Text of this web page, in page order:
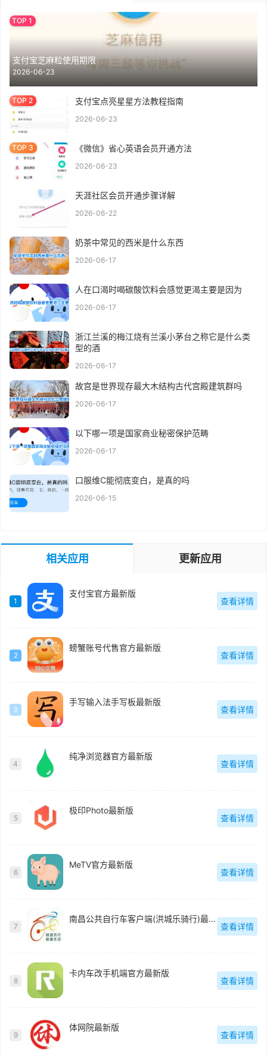
支付宝芝麻粒使用期限
2026-06-23
支付宝点亮星星方法教程指南
2026-06-23
《微信》省心英语会员开通方法
2026-06-23
天涯社区会员开通步骤详解
2026-06-22
奶茶中常见的西米是什么东西
2026-06-17
人在口渴时喝碳酸饮料会感觉更渴主要是因为
2026-06-17
浙江兰溪的梅江烧有兰溪小茅台之称它是什么类
型的酒
2026-06-17
故宫是世界现存最大木结构古代宫殿建筑群吗
2026-06-17
以下哪一项是国家商业秘密保护范畴
2026-06-17
口服维C能彻底变白，是真的吗
2026-06-15
相关应用 更新应用
1
支付宝官方最新版
查看详情
2
螃蟹账号代售官方最新版
查看详情
3
手写输入法手写板最新版
查看详情
4
纯净浏览器官方最新版
查看详情
5
极印Photo最新版
查看详情
6
MeTV官方最新版
查看详情
7
南昌公共自行车客户端(洪城乐骑行)最新版
查看详情
8
卡内车改手机端官方最新版
查看详情
9
体网院最新版
查看详情